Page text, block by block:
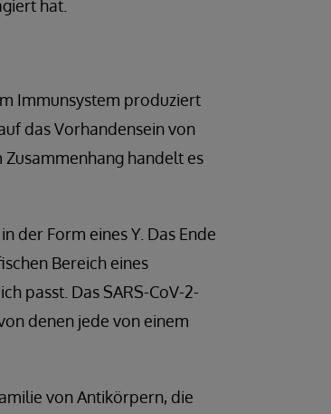
hat.
Immunsystem produziert
das Vorhandensein von
handelt es
der Form eines Y. Das Ende
Bereich eines
passt. Das SARS-CoV-2-
denen jede von einem
von Antikörpern, die